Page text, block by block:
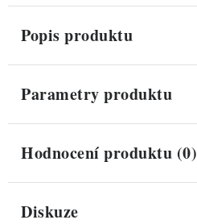
Popis produktu
Parametry produktu
Hodnocení produktu (0)
Diskuze